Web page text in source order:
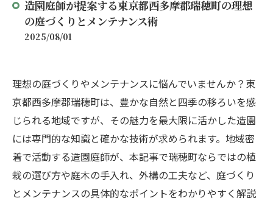
造園庭師が提案する東京都西多摩郡瑞穂町の理想
の庭づくりとメンテナンス術
2025/08/01
理想の庭づくりやメンテナンスに悩んでいませんか？東
京都西多摩郡瑞穂町は、豊かな自然と四季の移ろいを感
じられる地域ですが、その魅力を最大限に活かした造園
には専門的な知識と確かな技術が求められます。地域密
着で活動する造園庭師が、本記事で瑞穂町ならではの植
栽の選び方や庭木の手入れ、外構の工夫など、庭づくり
とメンテナンスの具体的なポイントをわかりやすく解説